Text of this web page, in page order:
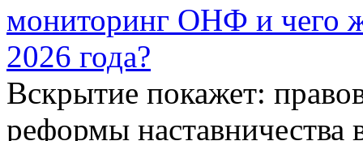
мониторинг ОНФ и чего
2026 года?
Вскрытие покажет:
реформы наставничества